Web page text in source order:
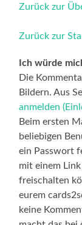
Zurück zur
Zurück zur
Ich würde
Die
Bildern. Aus
anmelden
Beim ersten
beliebigen
ein Passwort
mit einem
freischalten
eurem
keine